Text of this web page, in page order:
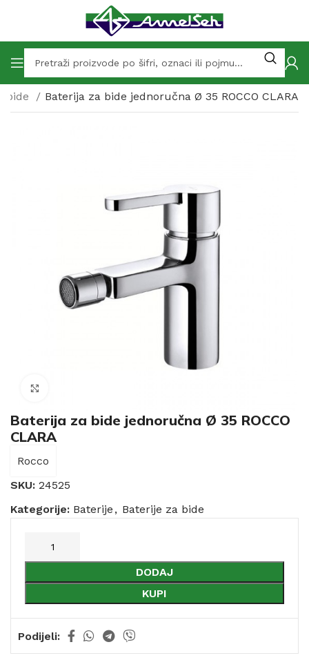
bide Baterija za bide jednoručna Ø 35 ROCCO CLARA
Baterija za bide jednoručna Ø 35 ROCCO
CLARA
Rocco
SKU: 24525
Kategorije: Baterije , Baterije za bide
DODAJ
KUPI
Podijeli: